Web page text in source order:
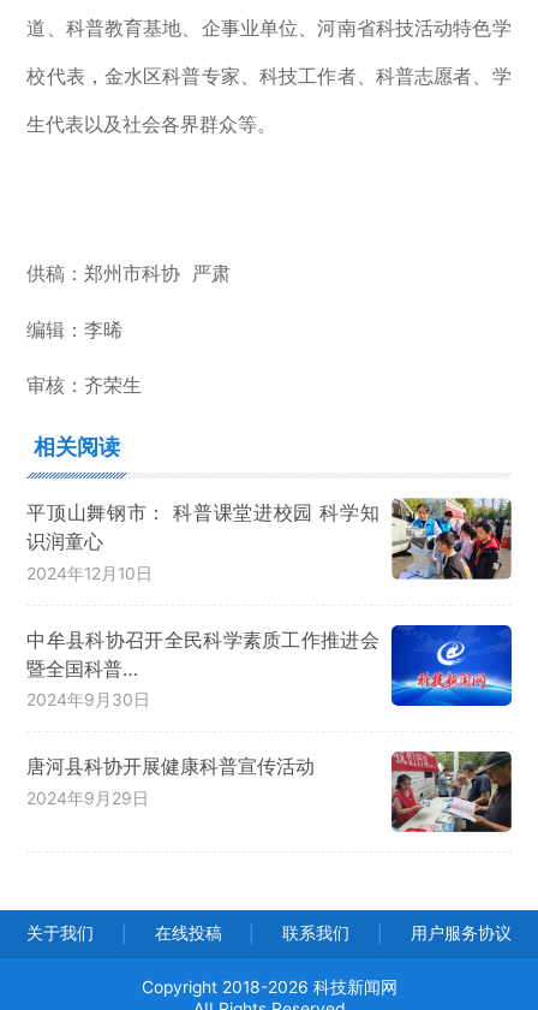
道、科普教育基地、企事业单位、河南省科技活动特色学
校代表，金水区科普专家、科技工作者、科普志愿者、学
生代表以及社会各界群众等。
供稿：郑州市科协 严肃
编辑：李晞
审核： 齐荣生
相关阅读
平顶山舞钢市： 科普课堂进校园 科学知
识润童心
2024年12月10日
中牟县科协召开全民科学素质工作推进会
暨全国科普…
2024年9月30日
唐河县科协开展健康科普宣传活动
2024年9月29日
关于我们 在线投稿 联系我们 用户服务协议
Copyright 2018-2026 科技新闻网